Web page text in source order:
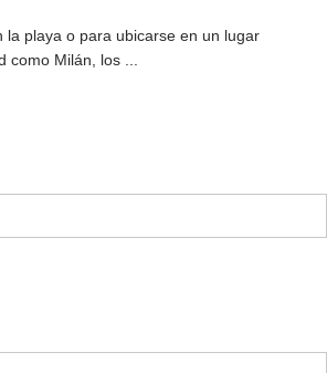
la playa o para ubicarse en un lugar
como Milán, los ...